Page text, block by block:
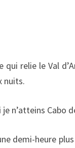
relie le Val
nuits.
n’atteins Cabo
demi-heure